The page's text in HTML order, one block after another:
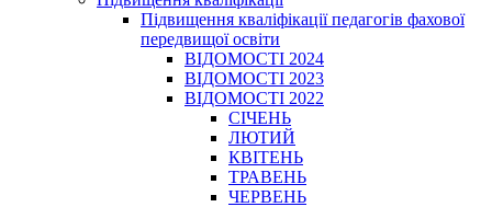
Підвищення кваліфікації педагогів фахової
передвищої освіти
ВІДОМОСТІ 2024
ВІДОМОСТІ 2023
ВІДОМОСТІ 2022
СІЧЕНЬ
ЛЮТИЙ
КВІТЕНЬ
ТРАВЕНЬ
ЧЕРВЕНЬ